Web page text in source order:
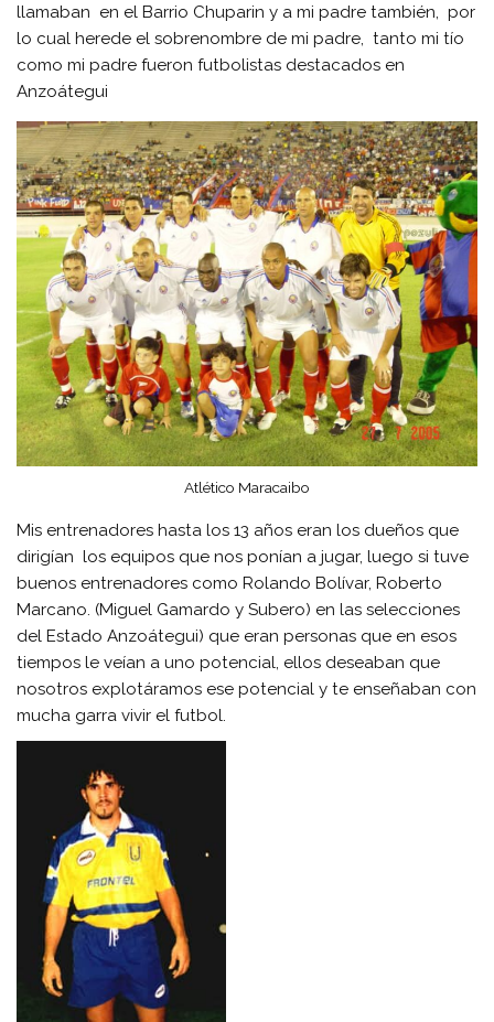
llamaban en el Barrio Chuparin y a mi padre también, por
lo cual herede el sobrenombre de mi padre, tanto mi tío
como mi padre fueron futbolistas destacados en
Anzoátegui
Atlético Maracaibo
Mis entrenadores hasta los 13 años eran los dueños que
dirigían los equipos que nos ponían a jugar, luego si tuve
buenos entrenadores como Rolando Bolívar, Roberto
Marcano. (Miguel Gamardo y Subero) en las selecciones
del Estado Anzoátegui) que eran personas que en esos
tiempos le veían a uno potencial, ellos deseaban que
nosotros explotáramos ese potencial y te enseñaban con
mucha garra vivir el futbol.